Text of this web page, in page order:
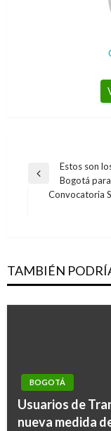
Navegación
Entrada
anterior
Estos son
Bogotá
Convocatoria
TAMBIÉN
BOGOTÁ
Usuarios de
nueva medida